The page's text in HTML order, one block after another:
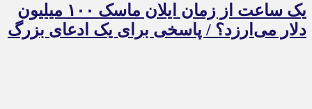
یک ساعت از زمان ایلان ماسک ۱۰۰ میلیون
دلار می‌ارزد؟ / پاسخی برای یک ادعای بزرگ